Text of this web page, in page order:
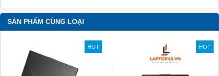
SẢN PHẨM CÙNG LOẠI
HOT HOT